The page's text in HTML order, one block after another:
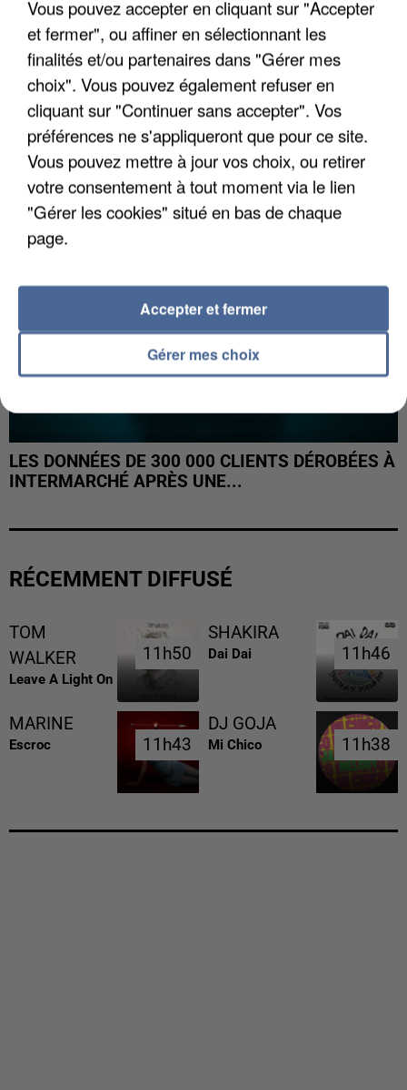
UNE TOURISTE DE L’OISE EMPORTÉE PAR UNE
COULÉE DE BOUE EN HAUTE-SAVOIE
LES DONNÉES DE 300 000 CLIENTS DÉROBÉES À
INTERMARCHÉ APRÈS UNE...
RÉCEMMENT DIFFUSÉ
TOM
WALKER
Leave A Light On
11h50
11h50
SHAKIRA
Dai Dai 11h46
11h46
MARINE
Escroc 11h43
11h43
DJ GOJA
Mi Chico 11h38
11h38
Vous pouvez accepter en cliquant sur "Accepter
et fermer", ou affiner en sélectionnant les
finalités et/ou partenaires dans "Gérer mes
choix". Vous pouvez également refuser en
cliquant sur "Continuer sans accepter". Vos
préférences ne s'appliqueront que pour ce site.
Vous pouvez mettre à jour vos choix, ou retirer
votre consentement à tout moment via le lien
"Gérer les cookies" situé en bas de chaque
page.
Gérer mes choix
Accepter et fermer